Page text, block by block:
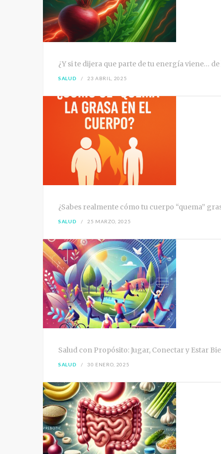
¿Y si te dijera que parte de tu energía viene… de
SALUD 23 ABRIL, 2025
¿Sabes realmente cómo tu cuerpo “quema”
SALUD 25 MARZO, 2025
Salud con Propósito: Jugar, Conectar y Estar
SALUD 30 ENERO, 2025